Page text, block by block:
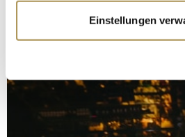
Informationen über Ihre
erfassen, welche bis auf
bestimmten Merkmalen
Erfahren Sie mehr darüber, wie
verarbeitet werden, und legen Sie
Einstellungen